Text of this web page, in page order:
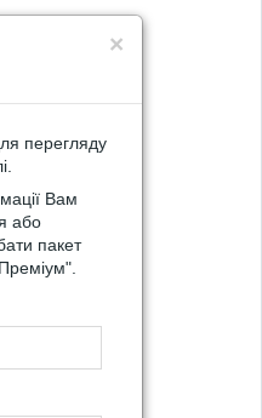
×
перегляду
Вам
або
пакет